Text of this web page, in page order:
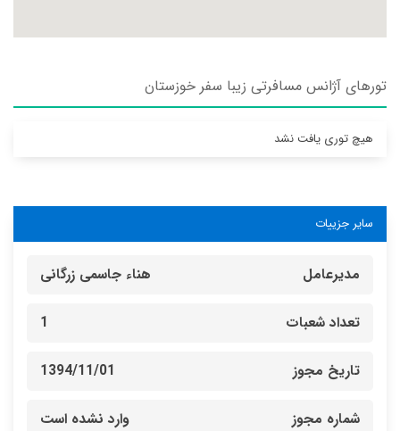
تورهای آژانس مسافرتی زيبا سفر خوزستان
هیچ توری یافت نشد
سایر جزییات
مدیرعامل هناء جاسمی زرگانی
تعداد شعبات 1
تاریخ مجوز 1394/11/01
شماره مجوز وارد نشده است